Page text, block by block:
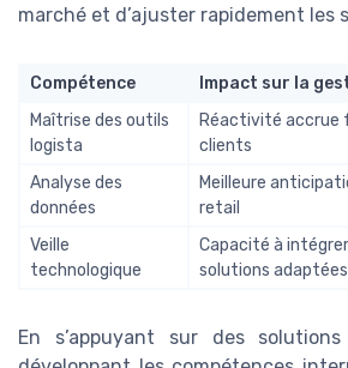
marché et d’ajuster rapidement les
Compétence
Impact sur la
Maîtrise des outils
logista
Réactivité accrue
clients
Analyse des
données
Meilleure
retail
Veille
technologique
Capacité à
solutions adaptées
En s’appuyant sur des